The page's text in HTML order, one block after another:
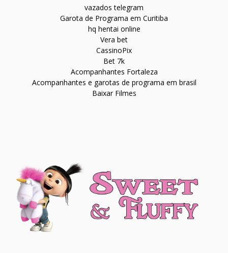
vazados telegram
Garota de Programa em Curitiba
hq hentai online
Vera bet
CassinoPix
Bet 7k
Acompanhantes Fortaleza
Acompanhantes e garotas de programa em brasil
Baixar Filmes